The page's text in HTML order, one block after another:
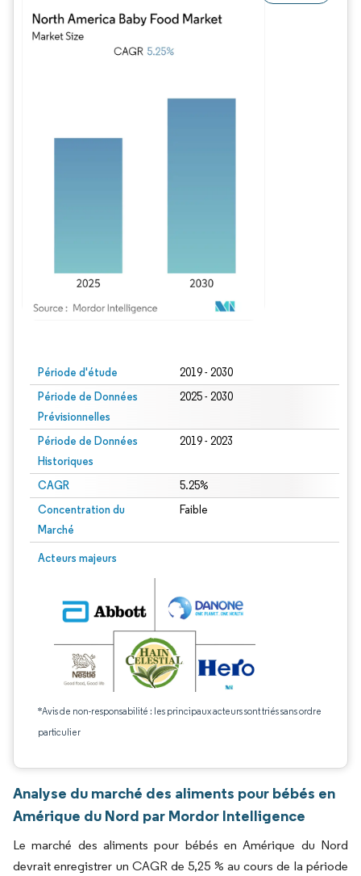
Période d'étude 2019 - 2030
Période de Données
Prévisionnelles
2025 - 2030
Période de Données
Historiques
2019 - 2023
CAGR 5.25%
Concentration du
Marché
Faible
Acteurs majeurs
*Avis de non-responsabilité : les principaux acteurs sont triés sans ordre
particulier
Analyse du marché des aliments pour bébés en
Amérique du Nord par Mordor Intelligence
Le marché des aliments pour bébés en Amérique du Nord
devrait enregistrer un CAGR de 5,25 % au cours de la période